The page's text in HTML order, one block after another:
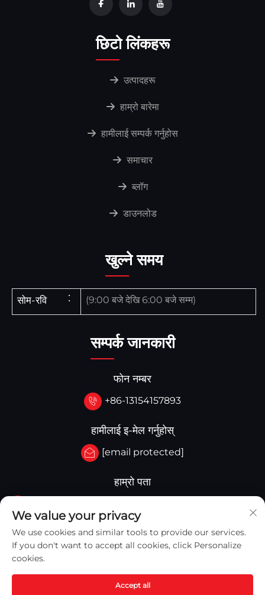
छिटो लिंकहरू
उत्पादहरू
हाम्रो बारेमा
हामीलाई सम्पर्क गर्नुहोस
समाचार
ब्लॉग
डाउनलोड
खुल्ने समय
सोम-रवि (9:00 बजे देखि 6:00 बजे सम्म)
सम्पर्क जानकारी
फोन नम्बर
+86-13154157893
हामीलाई इ-मेल गर्नुहोस्
[email protected]
हाम्रो पता
यिङ्काउ जोन यिङ्काउ, चीन
We value your privacy
We use cookies and similar tools to provide our services.
If you don't want to accept all cookies, click Personalize
cookies.
Accept all